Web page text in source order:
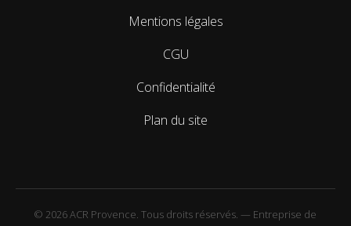
Mentions légales
CGU
Confidentialité
Plan du site
© 2026 ACR Provence. Tous droits réservés. — Entreprise de